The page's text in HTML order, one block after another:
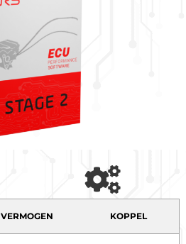
VERMOGEN KOPPEL